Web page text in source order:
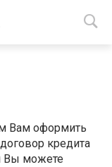
Вам оформить
кредита
Вы можете